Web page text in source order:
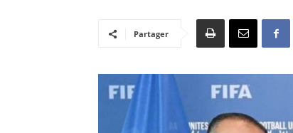
Partager